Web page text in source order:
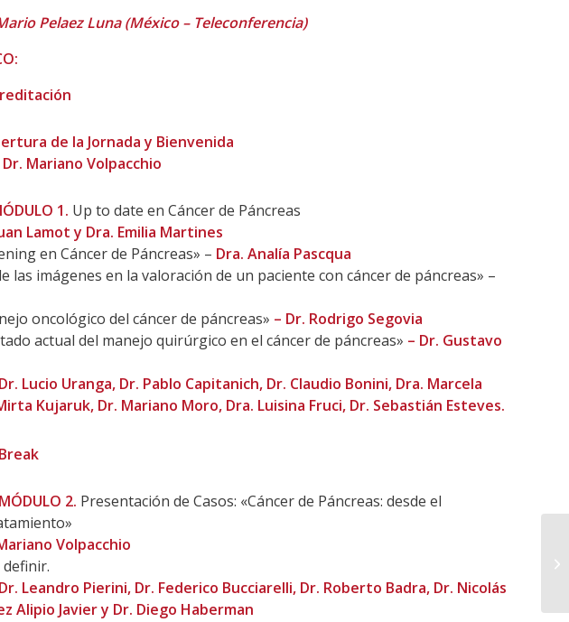
Pelaez Luna (México – Teleconferencia)
de la Jornada y Bienvenida
Mariano Volpacchio
1. Up to date en Cáncer de Páncreas
Lamot y Dra. Emilia Martines
en Cáncer de Páncreas» – Dra. Analía Pascqua
las imágenes en la valoración de un paciente con cáncer de páncreas» –
oncológico del cáncer de páncreas» – Dr. Rodrigo Segovia
actual del manejo quirúrgico en el cáncer de páncreas» – Dr. Gustavo
Lucio Uranga, Dr. Pablo Capitanich, Dr. Claudio Bonini, Dra. Marcela
Kujaruk, Dr. Mariano Moro, Dra. Luisina Fruci, Dr. Sebastián Esteves.
2. Presentación de Casos: «Cáncer de Páncreas: desde el
Volpacchio
definir.
Leandro Pierini, Dr. Federico Bucciarelli, Dr. Roberto Badra, Dr. Nicolás
Alipio Javier y Dr. Diego Haberman